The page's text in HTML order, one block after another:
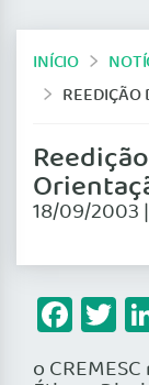
INÍCIO
REEDIÇÃO DO MANUAL
18/09/2003
o